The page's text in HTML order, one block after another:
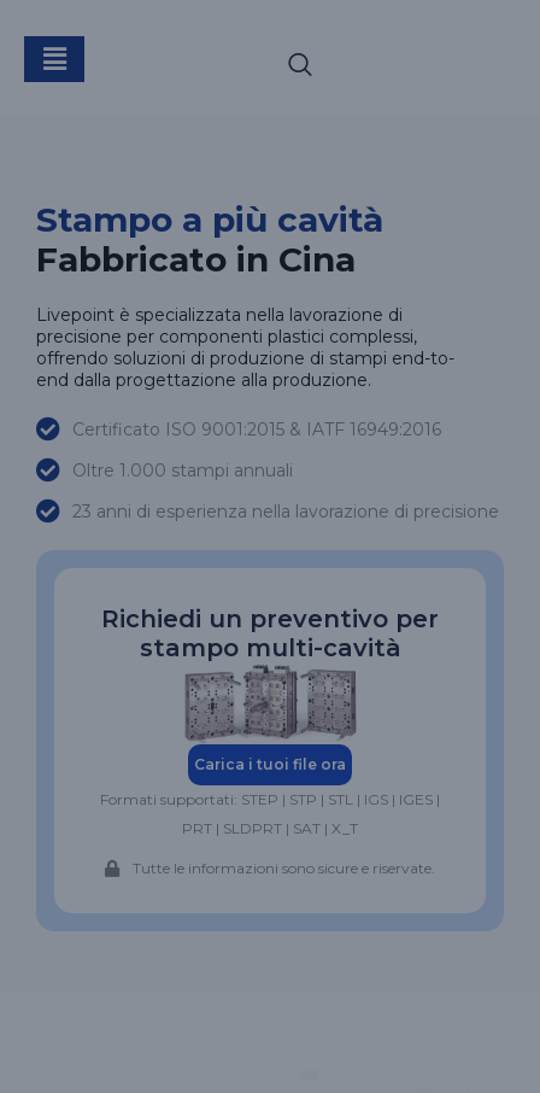
Stampo a più cavità
Stampo a più cavità
Fabbricato in Cina
Livepoint è specializzata nella lavorazione di
precisione per componenti plastici complessi,
offrendo soluzioni di produzione di stampi end-to-
end dalla progettazione alla produzione.
Certificato ISO 9001:2015 & IATF 16949:2016
Oltre 1.000 stampi annuali
23 anni di esperienza nella lavorazione di precisione
Richiedi un preventivo per
stampo multi-cavità
Carica i tuoi file ora
Formati supportati: STEP | STP | STL | IGS | IGES |
PRT | SLDPRT | SAT | X_T
Tutte le informazioni sono sicure e riservate.